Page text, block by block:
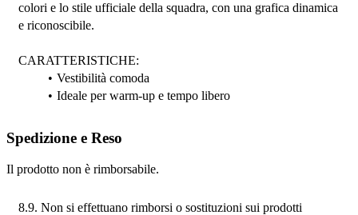
colori e lo stile ufficiale della squadra, con una grafica dinamica
e riconoscibile.
CARATTERISTICHE:
Vestibilità comoda
Ideale per warm-up e tempo libero
Spedizione e Reso
Il prodotto non è rimborsabile.
8.9. Non si effettuano rimborsi o sostituzioni sui prodotti